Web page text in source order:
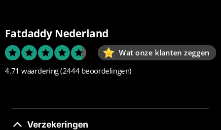
Fatdaddy Nederland
Wat onze klanten zeggen
4.71 waardering(2444 beoordelingen)
Verzekeringen